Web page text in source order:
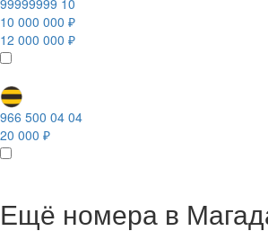
99999999 10
10 000 000 ₽
12 000 000 ₽
966 500 04 04
20 000 ₽
Ещё номера в